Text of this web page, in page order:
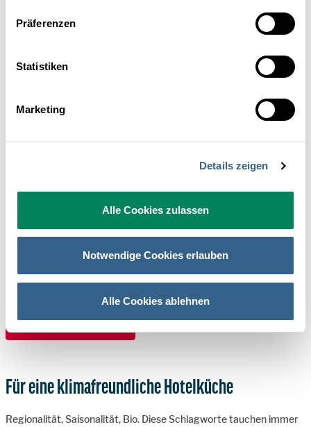
Präferenzen
Statistiken
Marketing
Details zeigen
Alle Cookies zulassen
Notwendige Cookies erlauben
Alle Cookies ablehnen
Für mehr Energieeffizienz
In der Hotellerie machen die Energiekosten mittlerweile schon
Ressourcen – zu sparen. Welche das sind, zeigen wir gemeinsam
mit dem Bundesmusministerium für Nachhaltigkeit und Tourismus
sich der Kommunikation an den Gast – denn immer öfter
entscheiden sich Gäste dezidiert für Hotels, die auf nachhaltiges
Für eine klimafreundliche Hotelküche
Regionalität, Saisonalität, Bio. Diese Schlagworte tauchen immer